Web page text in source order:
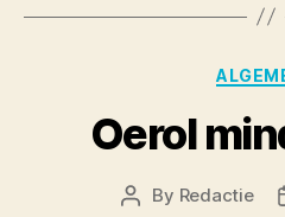
Oerol
Post
By Redactie